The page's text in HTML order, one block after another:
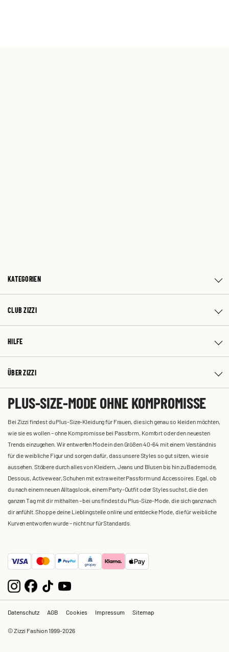
KATEGORIEN
CLUB ZIZZI
HILFE
ÜBER ZIZZI
PLUS-SIZE-MODE OHNE KOMPROMISSE
Bei Zizzi findest du Plus-Size-Kleidung für Frauen, die sich genau so kleiden möchten,
wie sie es wollen – ohne Kompromisse bei Passform, Komfort oder den neuesten
Trends einzugehen. Wir entwerfen Mode in den Größen 40-64 mit einem Verständnis
für die weibliche Figur und sorgen dafür, dass unsere Styles so gut sitzen, wie sie
aussehen. Stöbere durch alles von Kleidern, Jeans und Blusen bis hin zu Bademode,
Dessous, Activewear, Schuhen mit extra weiter Passform und Accessoires. Egal, ob
du nach einem neuen Alltagslook, einem Party-Outfit oder Styles suchst, die den
ganzen Tag mit dir mithalten – bei uns findest du Plus-Size-Mode, die sich ganz nach
dir anfühlt. Shoppe deine Lieblingsteile online und entdecke Mode, die für weibliche
Kurven entworfen wurde – nicht nur für Standards.
Datenschutz AGB Cookies Impressum Sitemap
© Zizzi Fashion 1999-2026